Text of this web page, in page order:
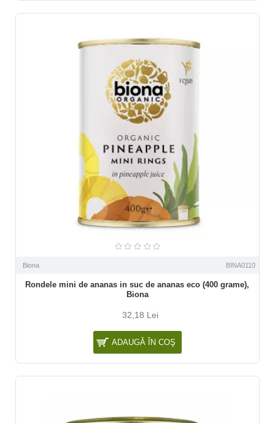
Biona BINA0110
Rondele mini de ananas in suc de ananas eco (400 grame),
Biona
32,18 Lei
ADAUGĂ ÎN COŞ